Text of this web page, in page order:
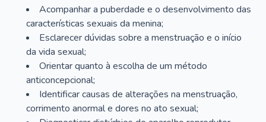
Acompanhar a puberdade e o desenvolvimento das
características sexuais da menina;
Esclarecer dúvidas sobre a menstruação e o início
da vida sexual;
Orientar quanto à escolha de um método
anticoncepcional;
Identificar causas de alterações na menstruação,
corrimento anormal e dores no ato sexual;